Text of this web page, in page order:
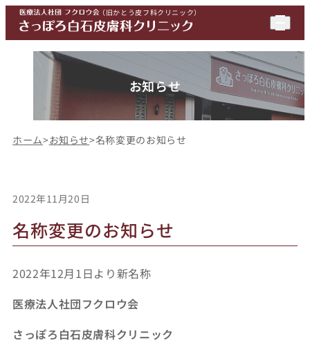
（旧かとう皮フ科クリニック）
お知らせ
ホーム>お知らせ>名称変更のお知らせ
2022年11月20日
名称変更のお知らせ
2022年12月1日より新名称
医療法人社団フクロウ会
さっぽろ白石皮膚科クリニック